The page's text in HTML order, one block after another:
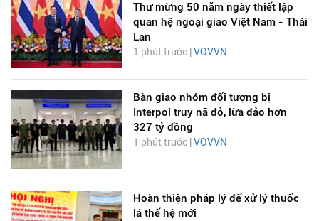
Thư mừng 50 năm ngày thiết lập
quan hệ ngoại giao Việt Nam - Thái
Lan
1 phút trước | VOVVN
Bàn giao nhóm đối tượng bị
Interpol truy nã đỏ, lừa đảo hơn
327 tỷ đồng
1 phút trước | VOVVN
Hoàn thiện pháp lý để xử lý thuốc
lá thế hệ mới